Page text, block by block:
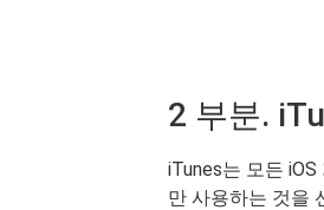
2 부분.
iTunes는 모든
만 사용하는 것을